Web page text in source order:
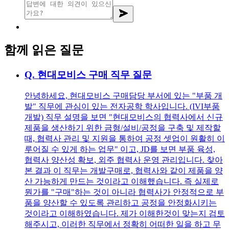
함께 읽은 질문
Q. 현대모비스 구매 직무 질문
안녕하세요, 현대모비스 구매담당 부서에 있는 "부품 개
발" 직무에 관심이 있는 전자공학 학사입니다. (IVI부품
개발) 직무 설명을 보면 "현대모비스의 협력사에서 신규
제품을 생산하기 위한 금형/설비/공정을 구축 및 제작할
때, 협력사 관리 및 지원을 통하여 공정 셋업이 원활히 이
루어질 수 있게 하는 업무" 이고, JD를 보면 부품 육성,
협력사 양산성 확보, 외주 협력사 운영 관리입니다. 찾아
본 결과 이 직무는 개발구매로, 협력사와 같이 제품을 양
산 가능하게 만드는 것이라고 이해했습니다. 즉 실제로
뭔가를 "구매"하는 것이 아니라 협력사가 안정적으로 부
품을 양산할 수 있도록 관리하고 공정을 안정화시키는
것이라고 이해하였습니다. 제가 이해한것이 맞는지 검토
해주시고, 이러한 직무에서 정확히 어떠한 일을 하고 무